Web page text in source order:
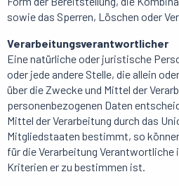
sowie das Sperren, Löschen oder
Verarbeitungsverantwortlicher
Eine natürliche oder juristische
oder jede andere Stelle, die allein
über die Zwecke und Mittel der
personenbezogenen Daten
Mittel der Verarbeitung durch das
Mitgliedstaaten bestimmt, so
für die Verarbeitung Verantwortliche
Kriterien er zu bestimmen ist.